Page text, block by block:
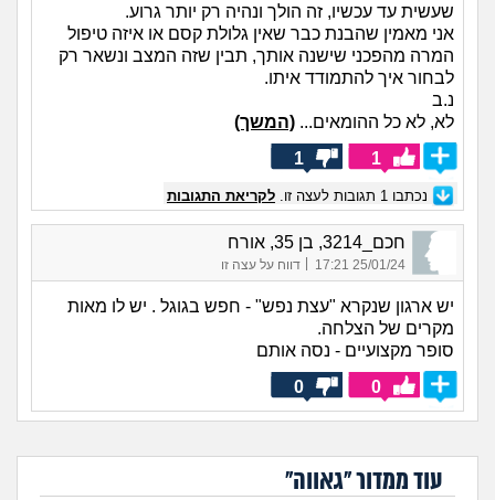
שעשית עד עכשיו, זה הולך ונהיה רק יותר גרוע.
אני מאמין שהבנת כבר שאין גלולת קסם או איזה טיפול
המרה מהפכני שישנה אותך, תבין שזה המצב ונשאר רק
לבחור איך להתמודד איתו.
נ.ב
לא, לא כל ההומאים... (המשך)
1
1
נכתבו 1 תגובות לעצה זו. לקריאת התגובות
חכם_3214, בן 35, אורח
25/01/24 17:21 דווח על עצה זו
יש ארגון שנקרא "עצת נפש" - חפש בגוגל . יש לו מאות
מקרים של הצלחה.
סופר מקצועיים - נסה אותם
0
0
עוד ממדור "גאווה"